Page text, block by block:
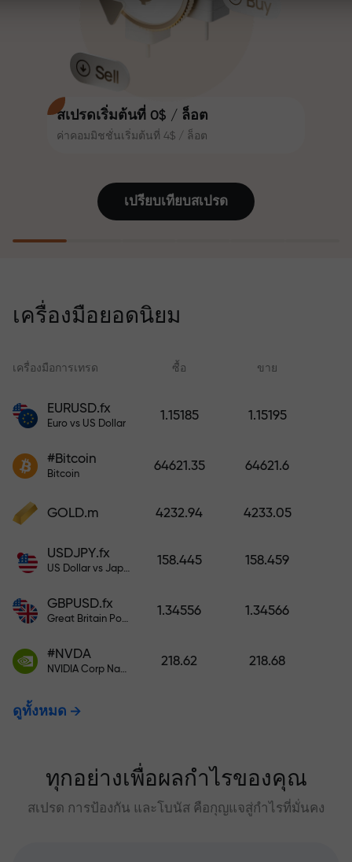
สเปรดเริ่มต้นที่ 0$ / ล็อต
ค่าคอมมิชชั่นเริ่มต้นที่ 4$ / ล็อต
ความเร็วในสนามแข่งและความเร็ว
ในการเทรดมีคุณค่าเดียวกัน Aleš
Loprais นำความมุ่งมั่นและวินัยเข้าสู่
โลกของการเทรด ในฐานะพันธมิตรที่
สร้างแรงบันดาลใจให้ลูกค้าบรรลุเป้า
หมายที่ทะเยอทะยาน
คนสามารถรับ iPhone, MacBook
หรือทริปในฝัน เพียงแค่ฝากเงิน
การขาดทุนและรับประกันกำไรเพิ่ม
ปกป้อง!
ผิด ยิ่งฝากมาก ตัวคูณยิ่งสูง
โบนัสสูงสุด X1000 — ตัวคูณที่ใหญ่ที่สุด
เปรียบเทียบสเปรด
เครื่องมือยอดนิยม
เครื่องมือการเทรด ซื้อ ขาย
EURUSD.fx
Euro vs US Dollar
1.15185 1.15195
#Bitcoin
Bitcoin
64621.35 64621.6
GOLD.m 4232.94 4233.05
USDJPY.fx
US Dollar vs Japanese Yen
158.445 158.459
GBPUSD.fx
Great Britain Pound vs US Dollar
1.34556 1.34566
#NVDA
NVIDIA Corp Nasdaq Stock Exchange (Nasdaq) USD
218.62 218.68
ดูทั้งหมด
ทุกอย่างเพื่อผลกำไรของคุณ
สเปรด การป้องกัน และโบนัส คือกุญแจสู่กำไรที่มั่นคง